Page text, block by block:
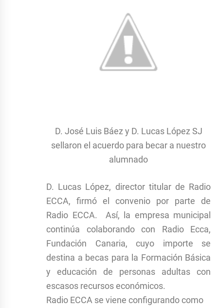
D. José Luis Báez y D. Lucas López SJ
sellaron el acuerdo para becar a nuestro
alumnado
D. Lucas López, director titular de Radio
ECCA, firmó el convenio por parte de
Radio ECCA. Así, la empresa municipal
continúa colaborando con Radio Ecca,
Fundación Canaria, cuyo importe se
destina a becas para la Formación Básica
y educación de personas adultas con
escasos recursos económicos.
Radio ECCA se viene configurando como